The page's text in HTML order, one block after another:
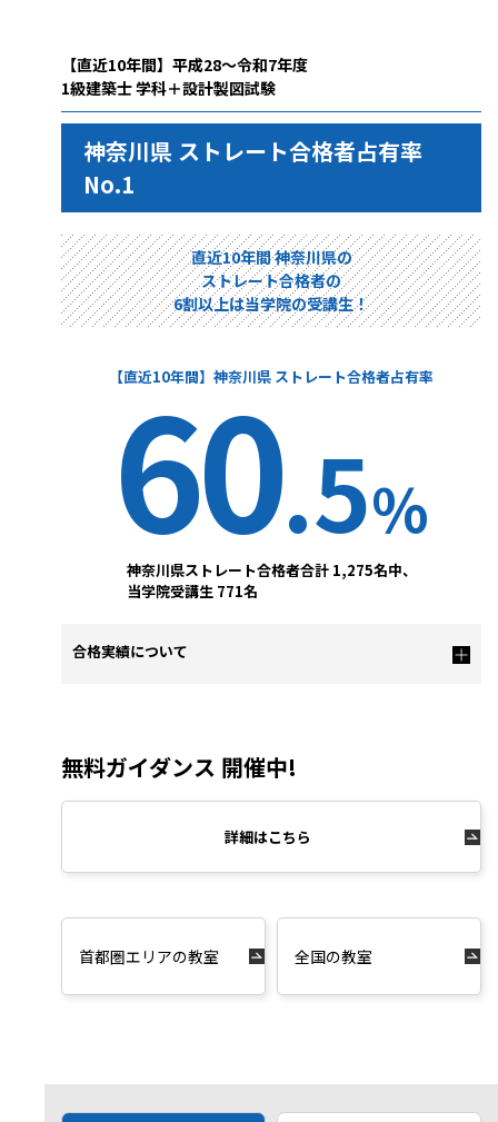
【直近10年間】平成28～令和7年度
1級建築士 学科＋設計製図試験
神奈川県 ストレート合格者占有率
No.1
直近10年間 神奈川県の
ストレート合格者の
6割以上は当学院の受講生！
【直近10年間】神奈川県 ストレート合格者占有率
60.5%
神奈川県ストレート合格者合計 1,275名中、
当学院受講生 771名
合格実績について
無料ガイダンス 開催中!
詳細はこちら
首都圏エリアの教室 全国の教室